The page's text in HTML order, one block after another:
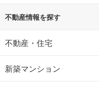
不動産情報を探す
不動産・住宅
新築マンション